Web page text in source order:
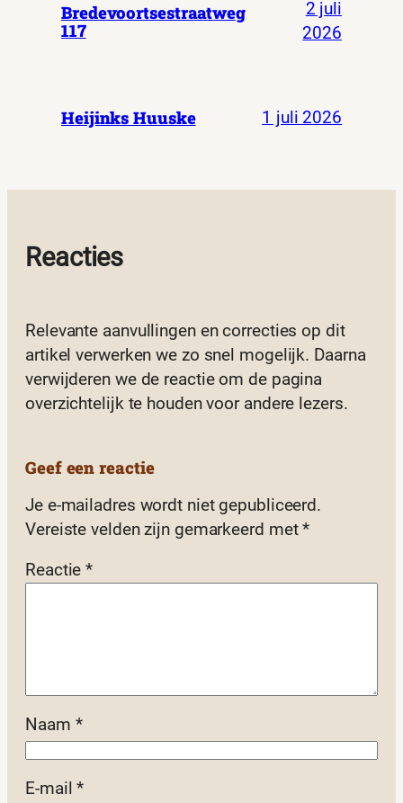
Bredevoortsestraatweg
117
2 juli
2026
Heijinks Huuske 1 juli 2026
Reacties
Relevante aanvullingen en correcties op dit
artikel verwerken we zo snel mogelijk. Daarna
verwijderen we de reactie om de pagina
overzichtelijk te houden voor andere lezers.
Geef een reactie
Je e-mailadres wordt niet gepubliceerd.
Vereiste velden zijn gemarkeerd met*
Reactie*
Naam *
E-mail*